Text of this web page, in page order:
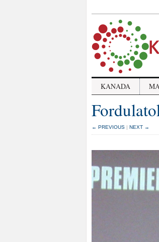
KANADA
← PREVIOUS | NEXT →